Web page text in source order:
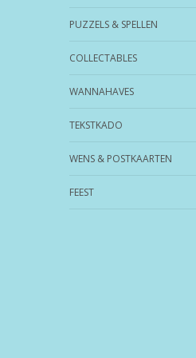
PUZZELS & SPELLEN
COLLECTABLES
WANNAHAVES
TEKSTKADO
WENS & POSTKAARTEN
FEEST